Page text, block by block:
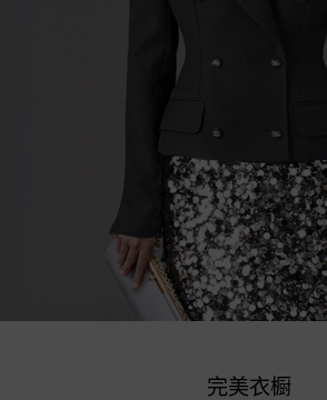
完美衣橱